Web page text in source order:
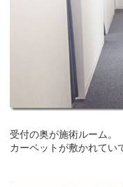
受付の奥が施術ルーム。
カーペットが敷かれてい